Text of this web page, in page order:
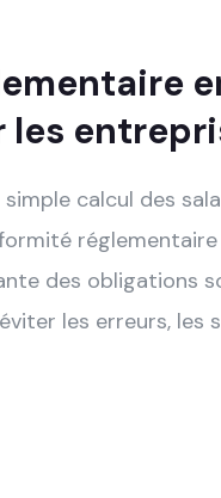
calcul des
des obligations
les erreurs, les